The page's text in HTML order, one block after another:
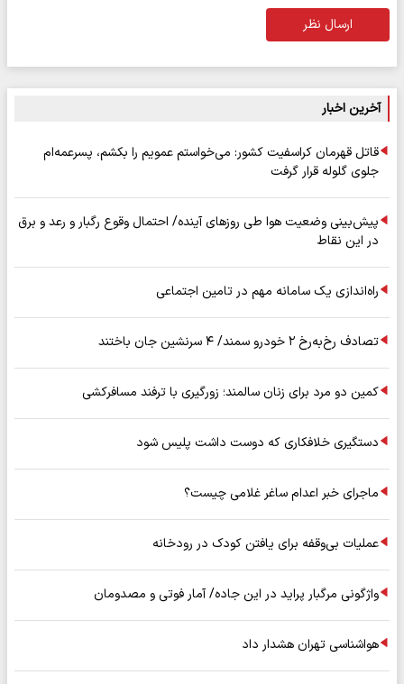
ارسال نظر
آخرین اخبار
قاتل قهرمان کراسفیت کشور: می‌خواستم عمویم را بکشم، پسرعمه‌ام
جلوی گلوله قرار گرفت
پیش‌بینی وضعیت هوا طی روزهای آینده/ احتمال وقوع رگبار و رعد و برق
در این نقاط
راه‌اندازی یک سامانه مهم در تامین اجتماعی
تصادف رخ‌به‌رخ ۲ خودرو سمند/ ۴ سرنشین جان باختند
کمین دو مرد برای زنان سالمند؛ زورگیری با ترفند مسافرکشی
دستگیری خلافکاری که دوست داشت پلیس شود
ماجرای خبر اعدام ساغر غلامی چیست؟
عملیات بی‌وقفه برای یافتن کودک در رودخانه
واژگونی مرگبار پراید در این جاده/ آمار فوتی و مصدومان
هواشناسی تهران هشدار داد